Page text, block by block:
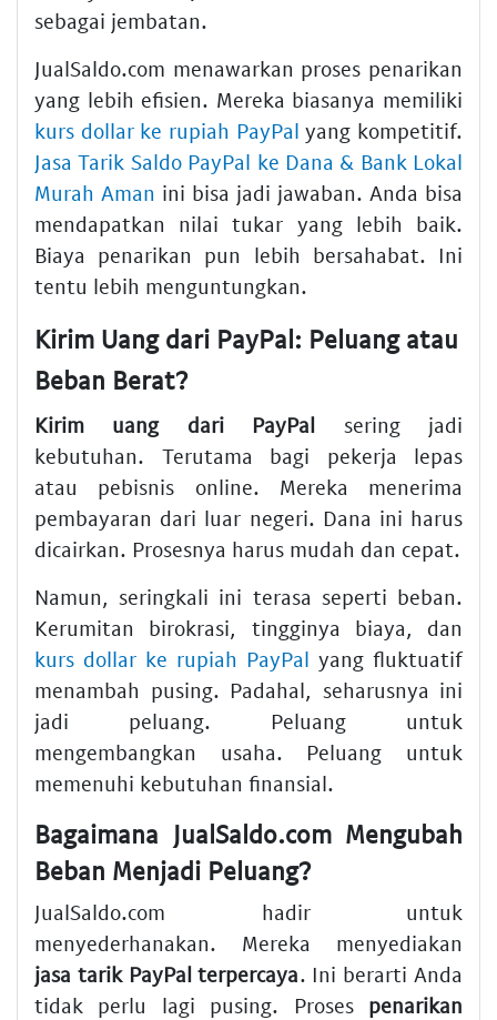
sebagai jembatan.
JualSaldo.com menawarkan proses penarikan
yang lebih efisien. Mereka biasanya memiliki
kurs dollar ke rupiah PayPal yang kompetitif.
Jasa Tarik Saldo PayPal ke Dana & Bank Lokal
Murah Aman ini bisa jadi jawaban. Anda bisa
mendapatkan nilai tukar yang lebih baik.
Biaya penarikan pun lebih bersahabat. Ini
tentu lebih menguntungkan.
Kirim Uang dari PayPal: Peluang atau
Beban Berat?
Kirim uang dari PayPal sering jadi
kebutuhan. Terutama bagi pekerja lepas
atau pebisnis online. Mereka menerima
pembayaran dari luar negeri. Dana ini harus
dicairkan. Prosesnya harus mudah dan cepat.
Namun, seringkali ini terasa seperti beban.
Kerumitan birokrasi, tingginya biaya, dan
kurs dollar ke rupiah PayPal yang fluktuatif
menambah pusing. Padahal, seharusnya ini
jadi peluang. Peluang untuk
mengembangkan usaha. Peluang untuk
memenuhi kebutuhan finansial.
Bagaimana JualSaldo.com Mengubah
Beban Menjadi Peluang?
JualSaldo.com hadir untuk
menyederhanakan. Mereka menyediakan
jasa tarik PayPal terpercaya. Ini berarti Anda
tidak perlu lagi pusing. Proses penarikan